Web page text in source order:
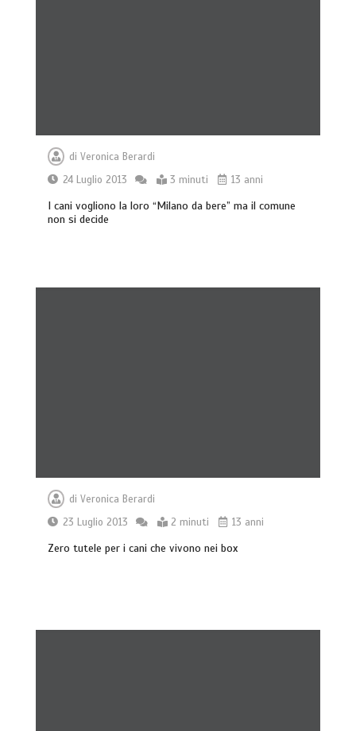
diVeronica Berardi
24 Luglio 2013
3 minuti 13 anni
I cani vogliono la loro “Milano da bere” ma il comune
non si decide
diVeronica Berardi
23 Luglio 2013
2 minuti 13 anni
Zero tutele per i cani che vivono nei box